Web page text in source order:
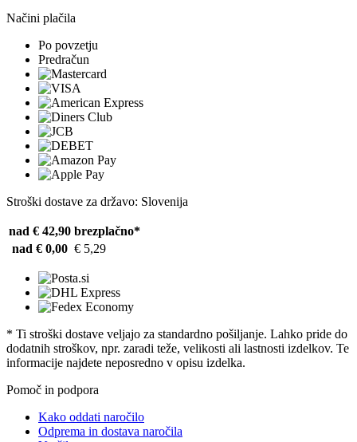
Načini plačila
Po povzetju
Predračun
Stroški dostave za državo: Slovenija
nad € 42,90 brezplačno*
nad € 0,00 € 5,29
* Ti stroški dostave veljajo za standardno pošiljanje. Lahko pride do
dodatnih stroškov, npr. zaradi teže, velikosti ali lastnosti izdelkov. Te
informacije najdete neposredno v opisu izdelka.
Pomoč in podpora
Kako oddati naročilo
Odprema in dostava naročila